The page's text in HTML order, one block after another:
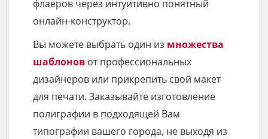
флаеров через интуитивно понятный
онлайн-конструктор.
Вы можете выбрать один из множества
шаблонов от профессиональных
дизайнеров или прикрепить свой макет
для печати. Заказывайте изготовление
полиграфии в подходящей Вам
типографии вашего города, не выходя из